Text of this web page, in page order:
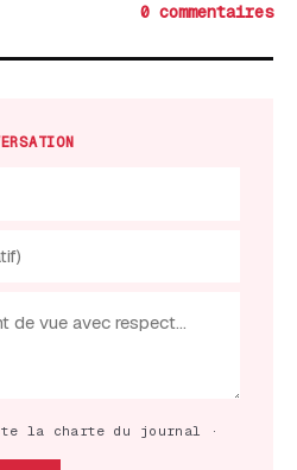
0 commentaires
la charte du journal ·